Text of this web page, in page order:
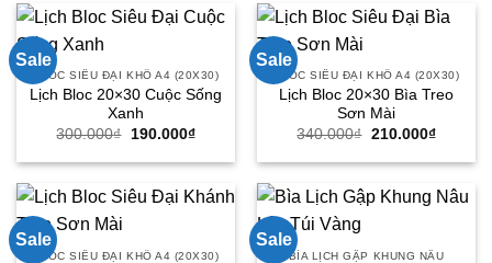
210.000₫.
Sale
BLOC SIÊU ĐẠI KHỔ A4 (20X30)
Lịch Bloc 20×30 Cuộc Sống
Xanh
300.000₫
Giá
là:
190.000₫Giá
tại
190.000₫.
Sale
BLOC SIÊU ĐẠI KHỔ A4 (20X30)
Lịch Bloc 20×30 Bìa Treo
Sơn Mài
340.000₫ Giá
là:
210.000₫Giá
tại
Sale
BLOC SIÊU ĐẠI KHỔ A4 (20X30)
Sale
BÌA LỊCH GẬP KHUNG NÂU